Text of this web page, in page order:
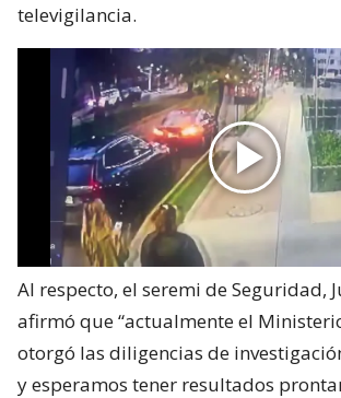
televigilancia.
Al respecto, el seremi de Seguridad,
afirmó que “actualmente el
otorgó las diligencias de
y esperamos tener resultados